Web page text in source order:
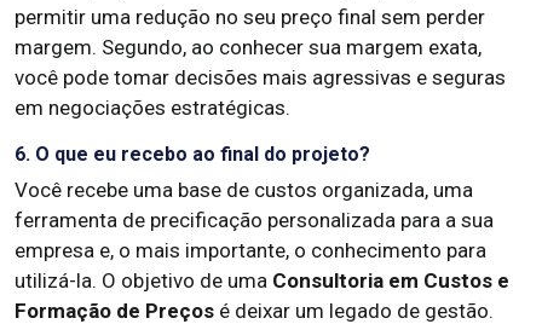
permitir uma redução no seu preço final sem perder
margem. Segundo, ao conhecer sua margem exata,
você pode tomar decisões mais agressivas e seguras
em negociações estratégicas.
6. O que eu recebo ao final do projeto?
Você recebe uma base de custos organizada, uma
ferramenta de precificação personalizada para a sua
empresa e, o mais importante, o conhecimento para
utilizá-la. O objetivo de uma Consultoria em Custos e
Formação de Preços é deixar um legado de gestão.